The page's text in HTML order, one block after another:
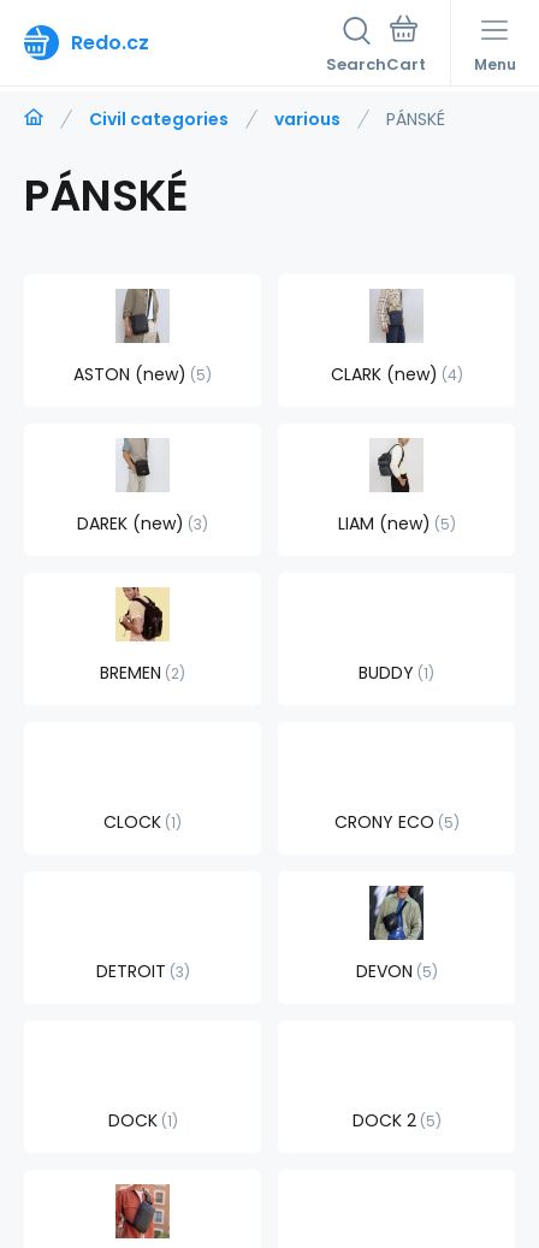
Redo.cz
Search Menu
Civil categories various PÁNSKÉ
PÁNSKÉ
ASTON (new) 5 CLARK (new) 4
DAREK (new) 3 LIAM (new) 5
BREMEN 2 BUDDY 1
CLOCK 1 CRONY ECO 5
DETROIT 3 DEVON 5
DOCK 1 DOCK 2 5